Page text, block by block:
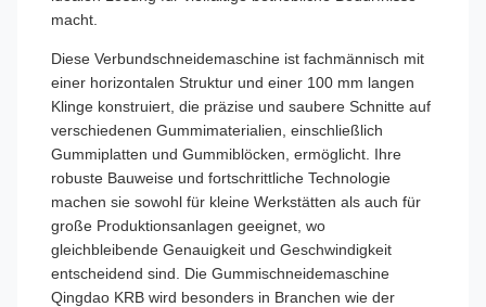
macht.
Diese Verbundschneidemaschine ist fachmännisch mit
einer horizontalen Struktur und einer 100 mm langen
Klinge konstruiert, die präzise und saubere Schnitte auf
verschiedenen Gummimaterialien, einschließlich
Gummiplatten und Gummiblöcken, ermöglicht. Ihre
robuste Bauweise und fortschrittliche Technologie
machen sie sowohl für kleine Werkstätten als auch für
große Produktionsanlagen geeignet, wo
gleichbleibende Genauigkeit und Geschwindigkeit
entscheidend sind. Die Gummischneidemaschine
Qingdao KRB wird besonders in Branchen wie der